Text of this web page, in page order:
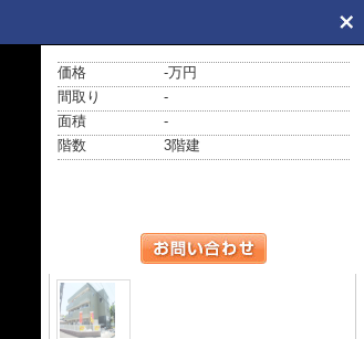
価格
-万円
間取り
-
面積
-
階数
3階建